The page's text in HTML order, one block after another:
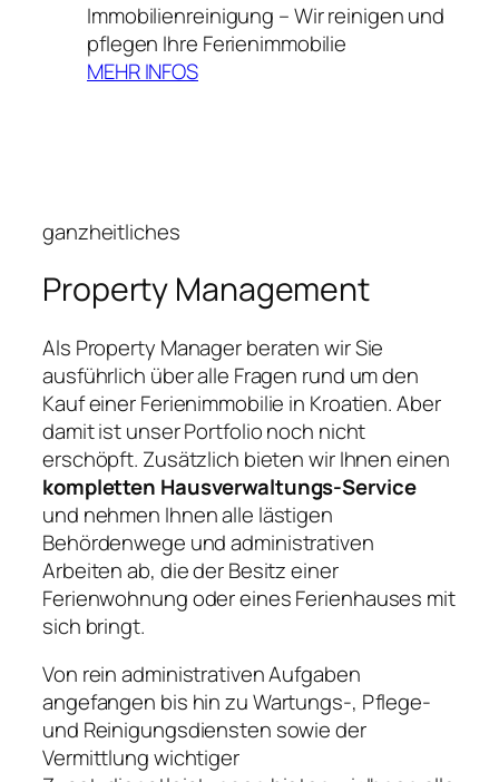
Immobilienreinigung – Wir reinigen und
pflegen Ihre Ferienimmobilie
MEHR INFOS
ganzheitliches
Property Management
Als Property Manager beraten wir Sie
ausführlich über alle Fragen rund um den
Kauf einer Ferienimmobilie in Kroatien. Aber
damit ist unser Portfolio noch nicht
erschöpft. Zusätzlich bieten wir Ihnen einen
kompletten Hausverwaltungs-Service
und nehmen Ihnen alle lästigen
Behördenwege und administrativen
Arbeiten ab, die der Besitz einer
Ferienwohnung oder eines Ferienhauses mit
sich bringt.
Von rein administrativen Aufgaben
angefangen bis hin zu Wartungs-, Pflege-
und Reinigungsdiensten sowie der
Vermittlung wichtiger